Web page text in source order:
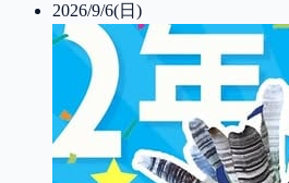
2026/9/6(日)